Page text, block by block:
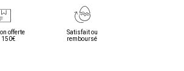
offerte
150€
Satisfait ou
remboursé